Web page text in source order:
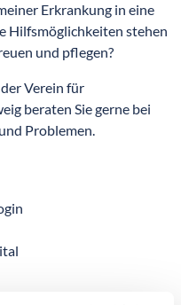
Erkrankung in eine
Hilfsmöglichkeiten stehen
und pflegen?
Verein für
beraten Sie gerne bei
Problemen.